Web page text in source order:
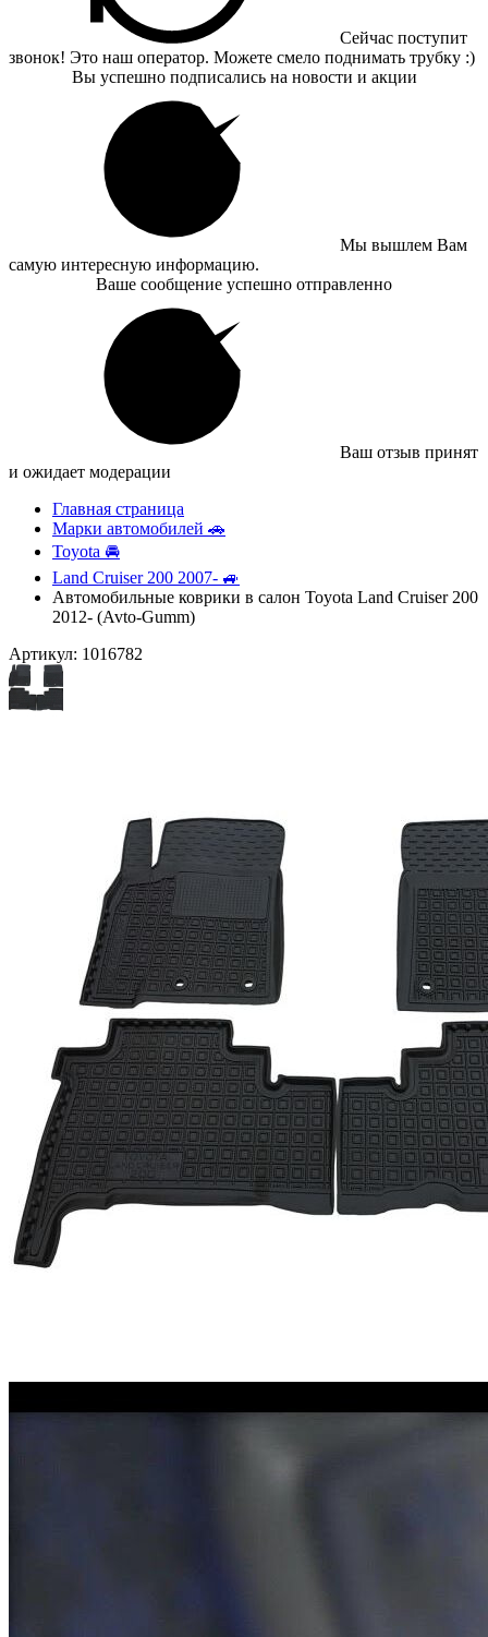
Сейчас поступит
звонок! Это наш оператор. Можете смело поднимать трубку :)
Вы успешно подписались на новости и акции
Мы вышлем Вам
самую интересную информацию.
Ваше сообщение успешно отправленно
Ваш отзыв принят
и ожидает модерации
Главная страница
Марки автомобилей 🚗
Toyota 🚘
Land Cruiser 200 2007- 🚙
Автомобильные коврики в салон Toyota Land Cruiser 200
2012- (Avto-Gumm)
Артикул: 1016782